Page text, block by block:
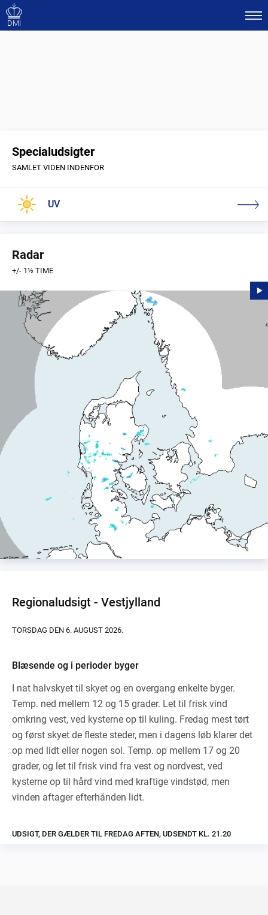
DMI
Specialudsigter
SAMLET VIDEN INDENFOR
UV
Radar
+/- 1½ TIME
Regionaludsigt - Vestjylland
TORSDAG DEN 6. AUGUST 2026.
Blæsende og i perioder byger
I nat halvskyet til skyet og en overgang enkelte byger.
Temp. ned mellem 12 og 15 grader. Let til frisk vind
omkring vest, ved kysterne op til kuling. Fredag mest tørt
og først skyet de fleste steder, men i dagens løb klarer det
op med lidt eller nogen sol. Temp. op mellem 17 og 20
grader, og let til frisk vind fra vest og nordvest, ved
kysterne op til hård vind med kraftige vindstød, men
vinden aftager efterhånden lidt.
UDSIGT, DER GÆLDER TIL FREDAG AFTEN, UDSENDT KL. 21.20